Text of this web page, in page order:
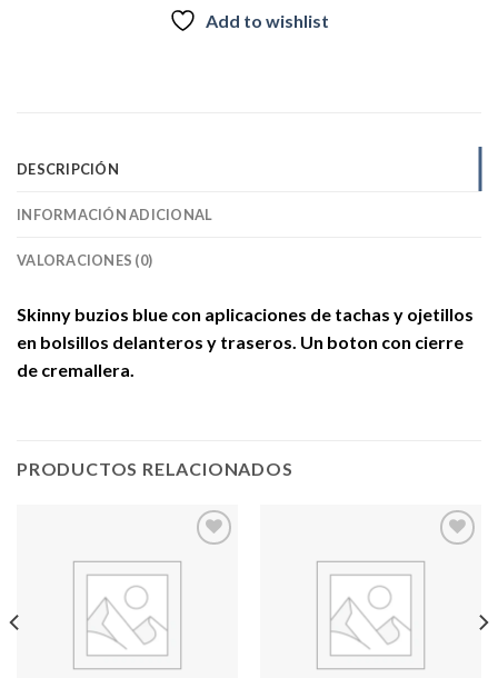
Add to wishlist
DESCRIPCIÓN
INFORMACIÓN ADICIONAL
VALORACIONES (0)
Skinny buzios blue con aplicaciones de tachas y ojetillos
en bolsillos delanteros y traseros. Un boton con cierre
de cremallera.
PRODUCTOS RELACIONADOS